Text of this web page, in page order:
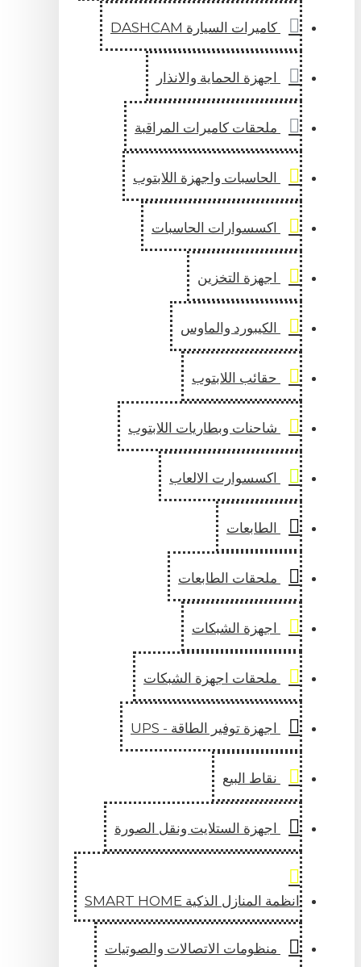
كاميرات السيارة DASHCAM
اجهزة الحماية والانذار
ملحقات كاميرات المراقبة
الحاسبات واجهزة اللابتوب
اكسسوارات الحاسبات
اجهزة التخزين
الكيبورد والماوس
حقائب اللابتوب
شاحنات وبطاريات اللابتوب
اكسسوارت الالعاب
الطابعات
ملحقات الطابعات
اجهزة الشبكات
ملحقات اجهزة الشبكات
اجهزة توفير الطاقة - UPS
نقاط البيع
اجهزة الستلايت ونقل الصورة
انظمة المنازل الذكية SMART HOME
منظومات الاتصالات والصوتيات